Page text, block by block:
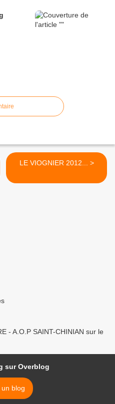
LE VIOGNIER 2012... >
- A.O.P SAINT-CHINIAN sur le
sur Overblog
blog